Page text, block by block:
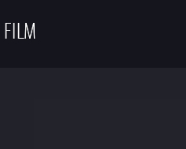
FILM